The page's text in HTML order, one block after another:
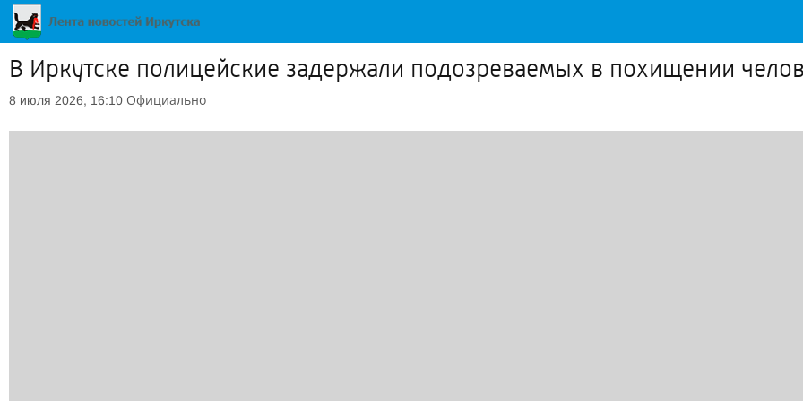
В Иркутске полицейские задержали подозреваемых в похищении
8 июля 2026, 16:10 Официально